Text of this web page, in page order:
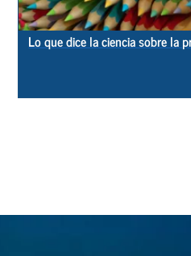
Lo que dice la ciencia sobre la